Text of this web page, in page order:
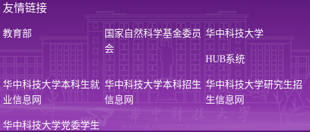
友情链接
教育部
国家自然科学基金委员
会
华中科技大学
HUB系统
华中科技大学本科生就
业信息网
华中科技大学本科招生
信息网
华中科技大学研究生招
生信息网
华中科技大学党委学生